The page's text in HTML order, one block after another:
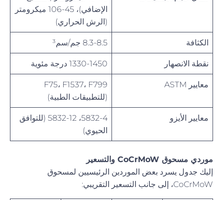
الإضافي)، 45-106 ميكرومتر
(الرش الحراري)
الكثافة 8.3-8.5 جم/سم³
نقطة الانصهار 1330-1450 درجة مئوية
معايير ASTM
F75، F1537، F799
(للتطبيقات الطبية)
معايير الأيزو
5832-4، 5832-12 (للتوافق
الحيوي)
موردي مسحوق CoCrMoW والتسعير
إليك جدول يسرد بعض الموردين الرئيسيين لمسحوق
CoCrMoW، إلى جانب التسعير التقريبي: